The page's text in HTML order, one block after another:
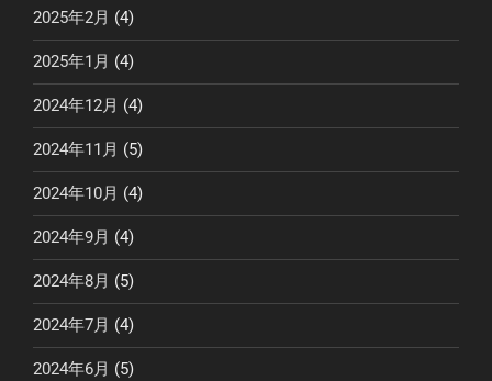
2025年2月 (4)
2025年1月 (4)
2024年12月 (4)
2024年11月 (5)
2024年10月 (4)
2024年9月 (4)
2024年8月 (5)
2024年7月 (4)
2024年6月 (5)